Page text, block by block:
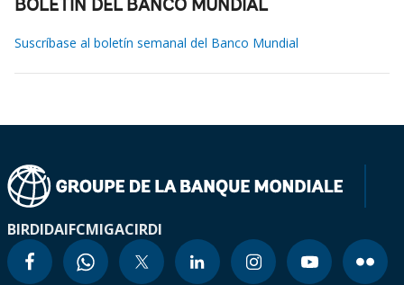
BOLETÍN DEL BANCO MUNDIAL
Suscríbase al boletín semanal del Banco Mundial
BIRDIDAIFCMIGACIRDI